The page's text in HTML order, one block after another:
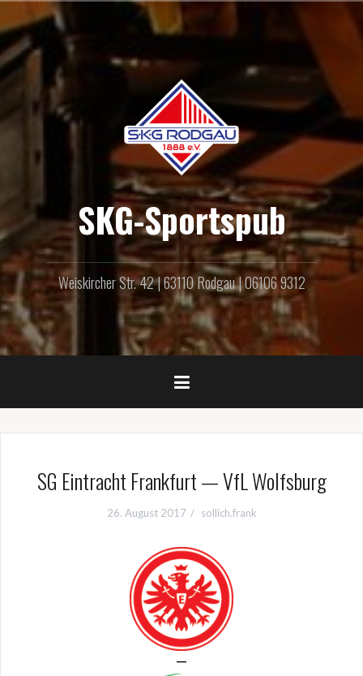
Inhalt
springen
SKG-Sportspub
Weiskircher Str. 42 | 63110 Rodgau | 06106 9312
SG Eintracht Frankfurt — VfL Wolfsburg
26. August 2017 sollich.frank
—